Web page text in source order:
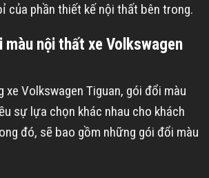
của phần thiết kế nội thất bên trong.
nội thất xe Volkswagen
xe Volkswagen Tiguan, gói đổi màu
sự lựa chọn khác nhau cho khách
đó, sẽ bao gồm những gói đổi màu